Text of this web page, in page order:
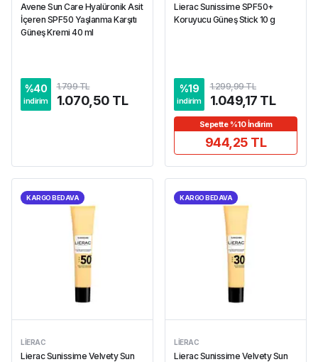
Avene Sun Care Hyalüronik Asit
İçeren SPF50 Yaşlanma Karşıtı
Güneş Kremi 40 ml
%40
indirim
1.799 TL
1.070,50 TL
Lierac Sunissime SPF50+
Koruyucu Güneş Stick 10 g
%19
indirim
1.299,99 TL
1.049,17 TL
Sepette %10 İndirim
944,25 TL
KARGO BEDAVA
LIERAC
Lierac Sunissime Velvety Sun
KARGO BEDAVA
LIERAC
Lierac Sunissime Velvety Sun